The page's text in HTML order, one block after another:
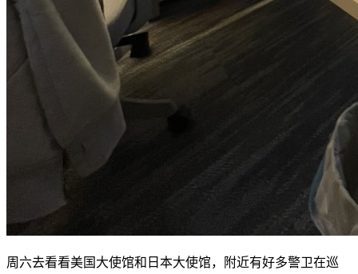
周六去看看美国大使馆和日本大使馆，附近有好多警卫在巡